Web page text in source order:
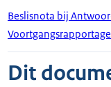
Beslisnota bij
Dit